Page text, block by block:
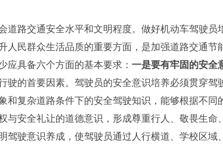
路交通安全水平和文明程度。做好机动车驾驶员
民群众生活品质的重要方面，是加强道路交通节
具备六个方面的基本要求： 一是要有牢固的安全
的首要因素。驾驶员的安全意识培养必须贯穿驾
复杂道路条件下的安全驾驶知识，能够根据不同
与安全礼让的道德意识，形成尊重行人、敬畏生命
驶意识养成，使驾驶员通过人行横道、学校区域